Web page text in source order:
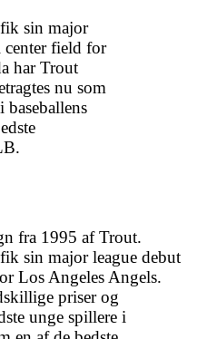
sin major
field for
har Trout
nu som
baseballens
fra 1995 af Trout.
sin major league debut
Los Angeles Angels.
priser og
unge spillere i